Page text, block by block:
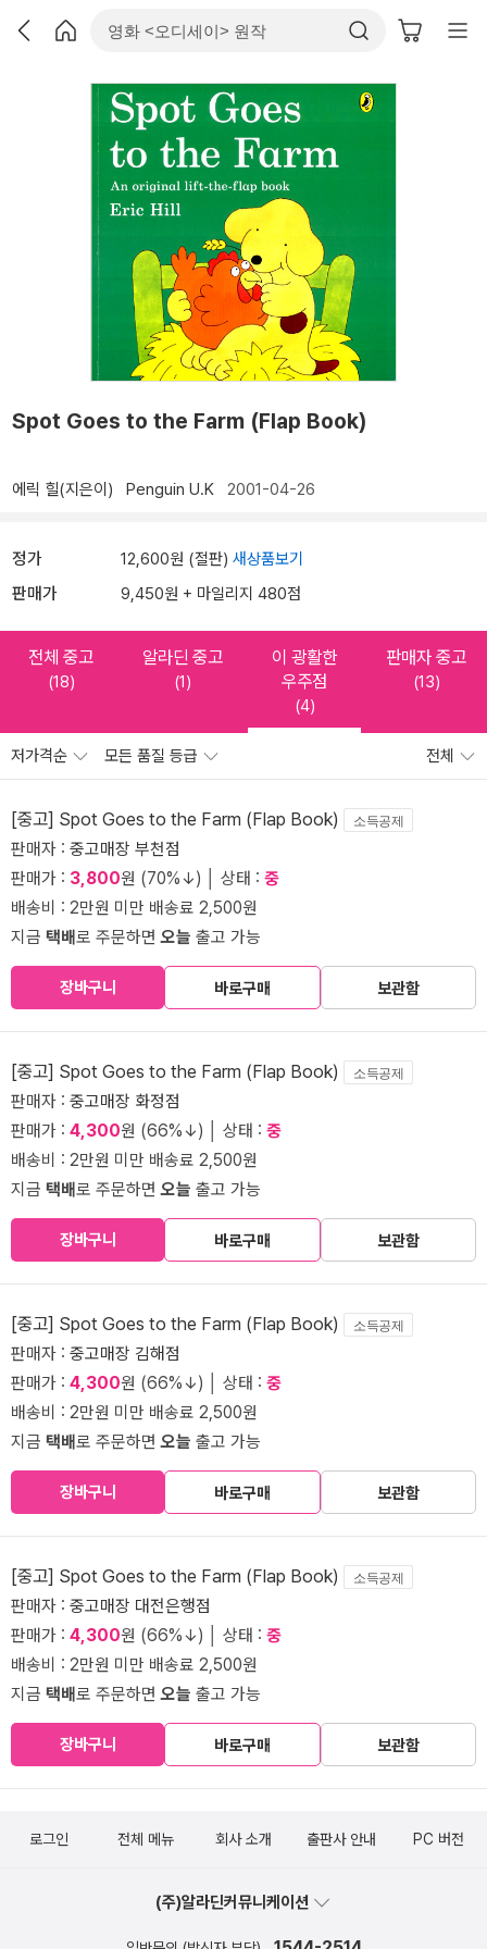
Spot Goes to the Farm (Flap Book)
에릭 힐(지은이) Penguin U.K 2001-04-26
정가 12,600원 (절판) 새상품보기
판매가 9,450원 + 마일리지 480점
전체 중고
(18)
알라딘 중고
(1)
이 광활한
우주점
(4)
판매자 중고
(13)
저가격순 모든 품질 등급 전체
[중고] Spot Goes to the Farm (Flap Book) 소득공제
판매자 : 중고매장 부천점
판매가 : 3,800원 (70%↓) │ 상태 : 중
배송비 : 2만원 미만 배송료 2,500원
지금 택배로 주문하면오늘 출고 가능
장바구니 바로구매 보관함
[중고] Spot Goes to the Farm (Flap Book) 소득공제
판매자 : 중고매장 화정점
판매가 : 4,300원 (66%↓) │ 상태 : 중
배송비 : 2만원 미만 배송료 2,500원
지금 택배로 주문하면오늘 출고 가능
장바구니 바로구매 보관함
[중고] Spot Goes to the Farm (Flap Book) 소득공제
판매자 : 중고매장 김해점
판매가 : 4,300원 (66%↓) │ 상태 : 중
배송비 : 2만원 미만 배송료 2,500원
지금 택배로 주문하면오늘 출고 가능
장바구니 바로구매 보관함
[중고] Spot Goes to the Farm (Flap Book) 소득공제
판매자 : 중고매장 대전은행점
판매가 : 4,300원 (66%↓) │ 상태 : 중
배송비 : 2만원 미만 배송료 2,500원
지금 택배로 주문하면오늘 출고 가능
장바구니 바로구매 보관함
로그인 전체 메뉴 회사 소개 출판사 안내 PC 버전
(주)알라딘커뮤니케이션